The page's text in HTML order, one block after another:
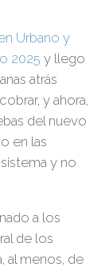
Urbano y
2025 y llego
atrás
y ahora,
del nuevo
en las
y no
a los
de los
al menos, de